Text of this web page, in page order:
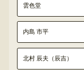
雲色堂
内島 市平
北村 辰夫（辰吉）